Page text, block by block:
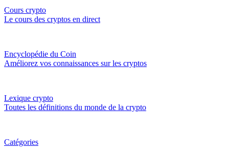
Cours crypto
Le cours des cryptos en direct
Encyclopédie du Coin
Améliorez vos connaissances sur les cryptos
Lexique crypto
Toutes les définitions du monde de la crypto
Catégories